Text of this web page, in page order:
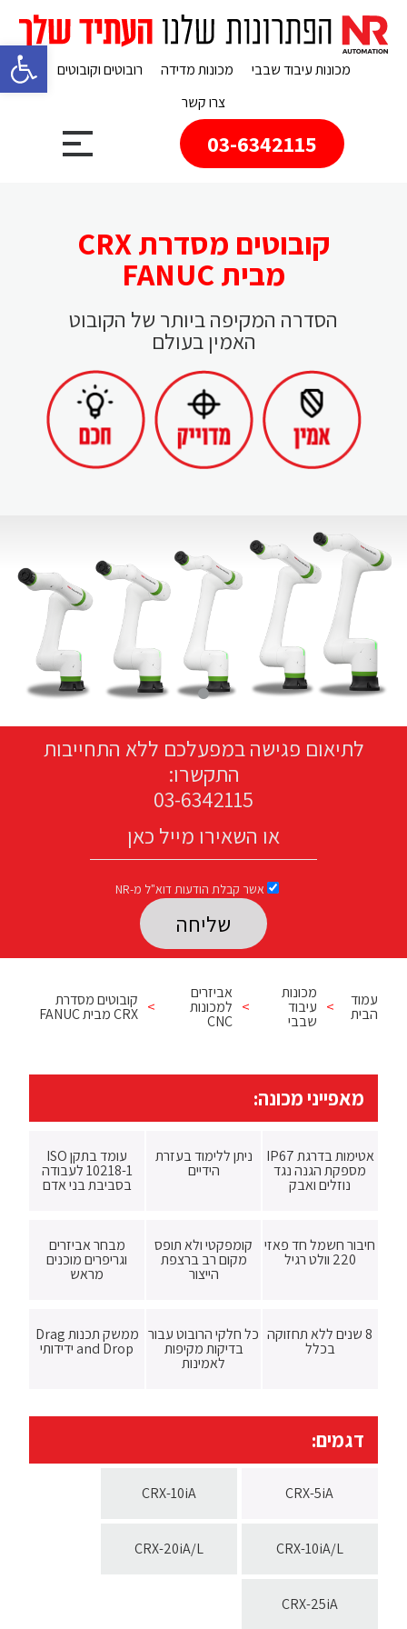
מכונות עיבוד שבבי מכונות מדידה
רובוטים וקובוטים
צרו קשר
03-6342115
קובוטים מסדרת CRX
מבית FANUC
הסדרה המקיפה ביותר של הקובוט
האמין בעולם
לתיאום פגישה במפעלכם ללא התחייבות
התקשרו:
03-6342115
אשר קבלת הודעות דוא"ל מ-NR
Please leave this field empty.
עמוד
הבית >
מכונות
עיבוד
שבבי
>
אביזרים
למכונות
CNC
> קובוטים מסדרת
CRX מבית FANUC
מאפייני מכונה:
אטימות בדרגת IP67
מספקת הגנה נגד
נוזלים ואבק
ניתן ללימוד בעזרת
הידיים
עומד בתקן ISO
10218-1 לעבודה
בסביבת בני אדם
חיבור חשמל חד פאזי
220 וולט רגיל
קומפקטי ולא תופס
מקום רב ברצפת
הייצור
מבחר אביזרים
וגריפרים מוכנים
מראש
8 שנים ללא תחזוקה
בכלל
כל חלקי הרובוט עבור
בדיקות מקיפות
לאמינות
ממשק תכנות Drag
and Drop ידידותי
דגמים:
CRX-5iA
CRX-10iA
CRX-10iA/L
CRX-20iA/L
CRX-25iA